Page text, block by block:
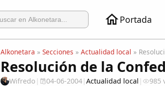
Portada
Alkonetara » Secciones » Actualidad local »
Resolución de la
Wifredo | 04-06-2004| Actualidad local | 985